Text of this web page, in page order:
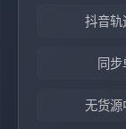
抖音轨
同步
无货源